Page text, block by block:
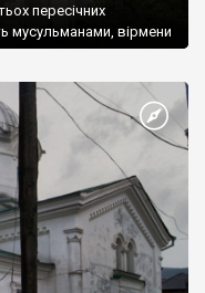
пересічних
мусульманами, вірмени